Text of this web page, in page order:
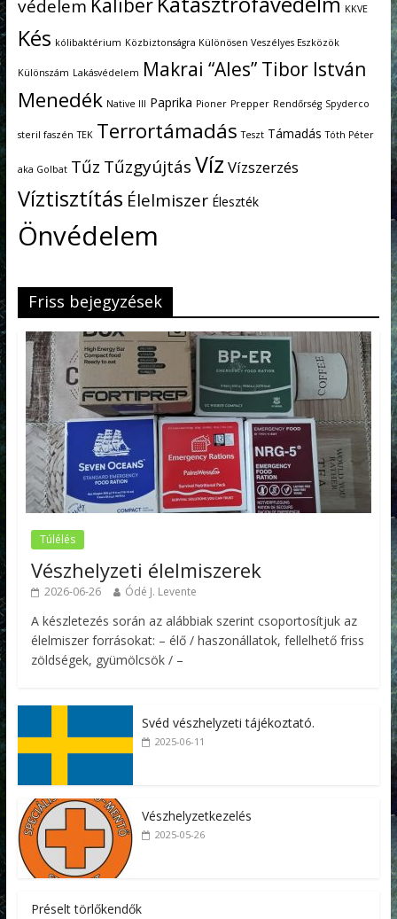
védelem Kaliber KKVE
Kés kólibaktérium Közbiztonságra Különösen Veszélyes Eszközök
Különszám Lakásvédelem Makrai “Ales” Tibor István
Menedék Native III Paprika Pioner Prepper Rendőrség Spyderco
steril faszén TEK Terrortámadás Teszt Támadás Tóth Péter
aka Golbat Tűz TűzgyújtásVíz Vízszerzés
Víztisztítás Élelmiszer Éleszték
Önvédelem
Friss bejegyzések
Túlélés
Vészhelyzeti élelmiszerek
2026-06-26 Ódé J. Levente
A készletezés során az alábbiak szerint csoportosítjuk az
élelmiszer forrásokat: – élő / haszonállatok, fellelhető friss
zöldségek, gyümölcsök / –
Svéd vészhelyzeti tájékoztató.
2025-06-11
Vészhelyzetkezelés
2025-05-26
Préselt törlőkendők